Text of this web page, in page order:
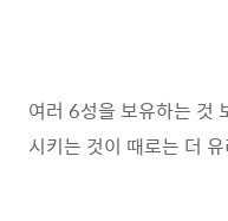
여러 6성을 보유하는 것
시키는 것이 때로는 더